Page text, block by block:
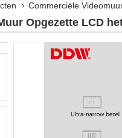
Commerciële
Opgezette LCD